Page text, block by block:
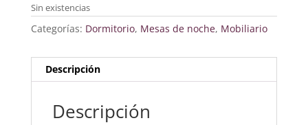
Sin existencias
Categorías: Dormitorio, Mesas de noche, Mobiliario
Descripción
Descripción